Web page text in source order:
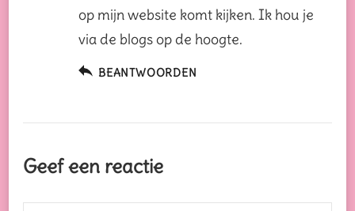
op mijn website komt kijken. Ik hou je
via de blogs op de hoogte.
BEANTWOORDEN
Geef een reactie